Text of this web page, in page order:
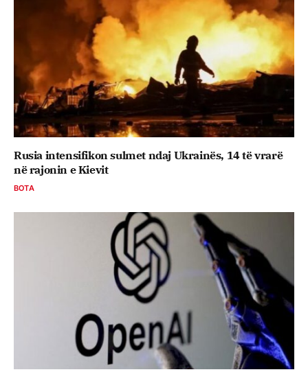
Rusia intensifikon sulmet ndaj Ukrainës, 14 të vrarë
në rajonin e Kievit
BOTA